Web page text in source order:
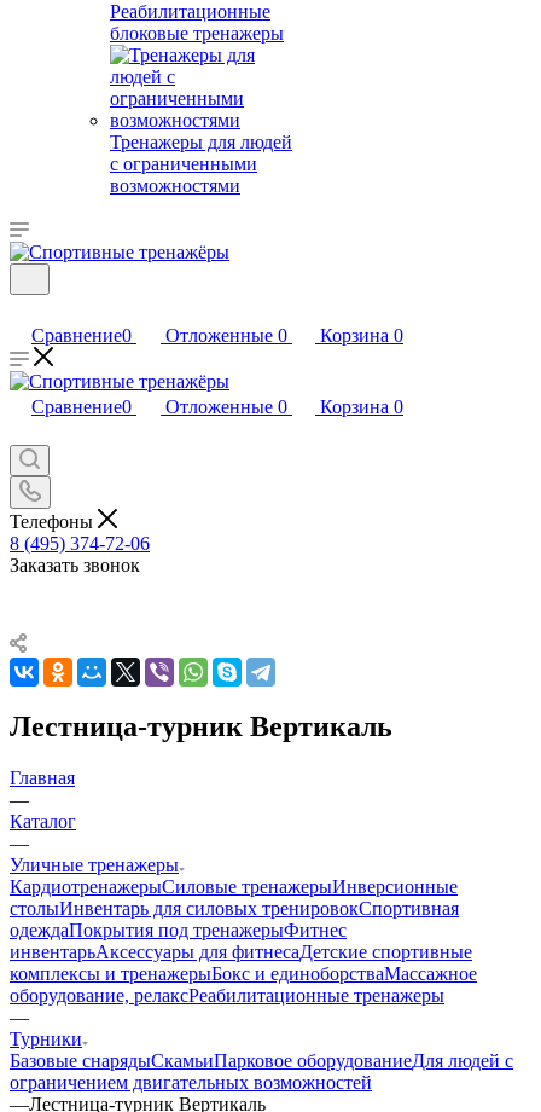
Реабилитационные
блоковые тренажеры
Тренажеры для людей
с ограниченными
возможностями
Сравнение0 Отложенные 0 Корзина 0
Сравнение0 Отложенные 0 Корзина 0
Телефоны
8 (495) 374-72-06
Заказать звонок
Лестница-турник Вертикаль
Главная
—
Каталог
—
Уличные тренажеры
КардиотренажерыСиловые тренажерыИнверсионные
столыИнвентарь для силовых тренировокСпортивная
одеждаПокрытия под тренажерыФитнес
инвентарьАксессуары для фитнесаДетские спортивные
комплексы и тренажерыБокс и единоборстваМассажное
оборудование, релаксРеабилитационные тренажеры
—
Турники
Базовые снарядыСкамьиПарковое оборудованиеДля людей с
ограничением двигательных возможностей
—Лестница-турник Вертикаль